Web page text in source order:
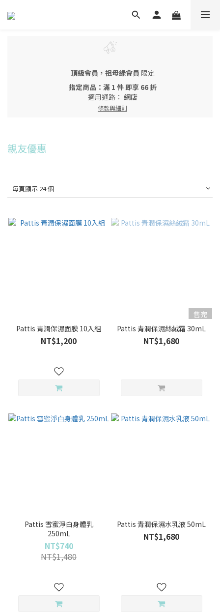
頂級會員，祖母綠會員 限定
指定商品：滿 1 件 即享 66 折
適用通路： 網店
條款與細則
親友優惠
每頁顯示 24 個
Pattis 青潤保濕面膜 10入組
NT$1,200
售完
Pattis 青潤保濕絲絨霜 30mL
NT$1,680
Pattis 雪蜜淨白身體乳
250mL
NT$740
NT$1,480
Pattis 青潤保濕水乳液 50mL
NT$1,680